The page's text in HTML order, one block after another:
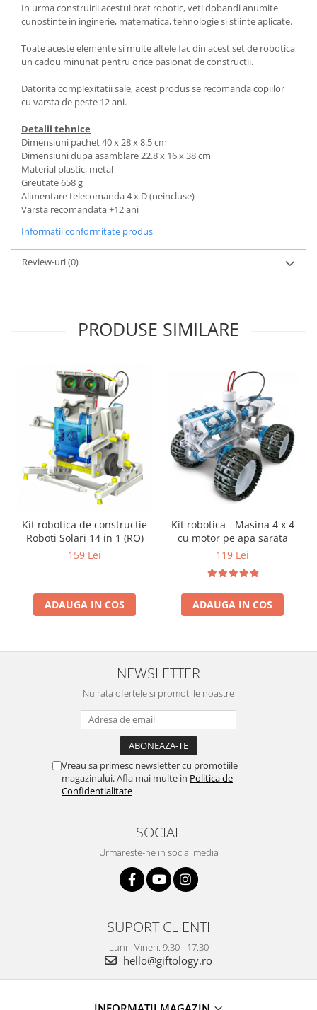
In urma construirii acestui brat robotic, veti dobandi anumite
cunostinte in inginerie, matematica, tehnologie si stiinte aplicate.
Toate aceste elemente si multe altele fac din acest set de robotica
un cadou minunat pentru orice pasionat de constructii.
Datorita complexitatii sale, acest produs se recomanda copiilor
cu varsta de peste 12 ani.
Detalii tehnice
Dimensiuni pachet 40 x 28 x 8.5 cm
Dimensiuni dupa asamblare 22.8 x 16 x 38 cm
Material plastic, metal
Greutate 658 g
Alimentare telecomanda 4 x D (neincluse)
Varsta recomandata +12 ani
Informatii conformitate produs
Review-uri(0)
PRODUSE SIMILARE
Kit robotica de constructie
Roboti Solari 14 in 1 (RO)
159 Lei
ADAUGA IN COS
Kit robotica - Masina 4 x 4
cu motor pe apa sarata
119 Lei
ADAUGA IN COS
NEWSLETTER
Nu rata ofertele si promotiile noastre
Vreau sa primesc newsletter cu promotiile
magazinului. Afla mai multe in Politica de
Confidentialitate
SOCIAL
Urmareste-ne in social media
SUPORT CLIENTI
Luni - Vineri: 9:30 - 17:30
hello@giftology.ro